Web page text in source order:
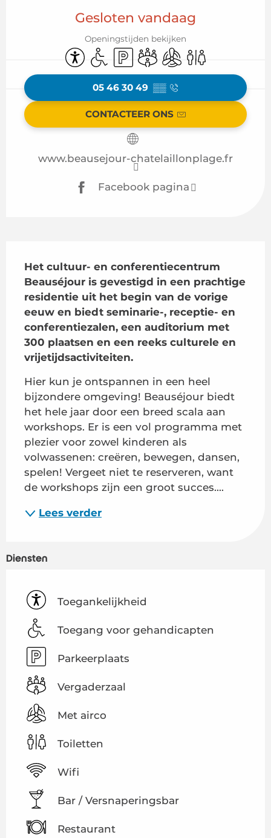
Gesloten vandaag
Openingstijden bekijken
Toegankelijkheid
Toegang voor gehandicapten
Parkeerplaats
Vergaderzaal
Met aircoToiletten
05 46 30 49 ▒▒
CONTACTEER ONS
www.beausejour-chatelaillonplage.fr
Facebook pagina
Het cultuur- en conferentiecentrum
Beauséjour is gevestigd in een prachtige
residentie uit het begin van de vorige
eeuw en biedt seminarie-, receptie- en
conferentiezalen, een auditorium met
300 plaatsen en een reeks culturele en
vrijetijdsactiviteiten.
Hier kun je ontspannen in een heel
bijzondere omgeving! Beauséjour biedt
het hele jaar door een breed scala aan
workshops. Er is een vol programma met
plezier voor zowel kinderen als
volwassenen: creëren, bewegen, dansen,
spelen! Vergeet niet te reserveren, want
de workshops zijn een groot succes....
Lees verder
Diensten
Toegankelijkheid
Toegang voor gehandicapten
Parkeerplaats
Vergaderzaal
Met airco
Toiletten
Wifi
Bar / Versnaperingsbar
Restaurant